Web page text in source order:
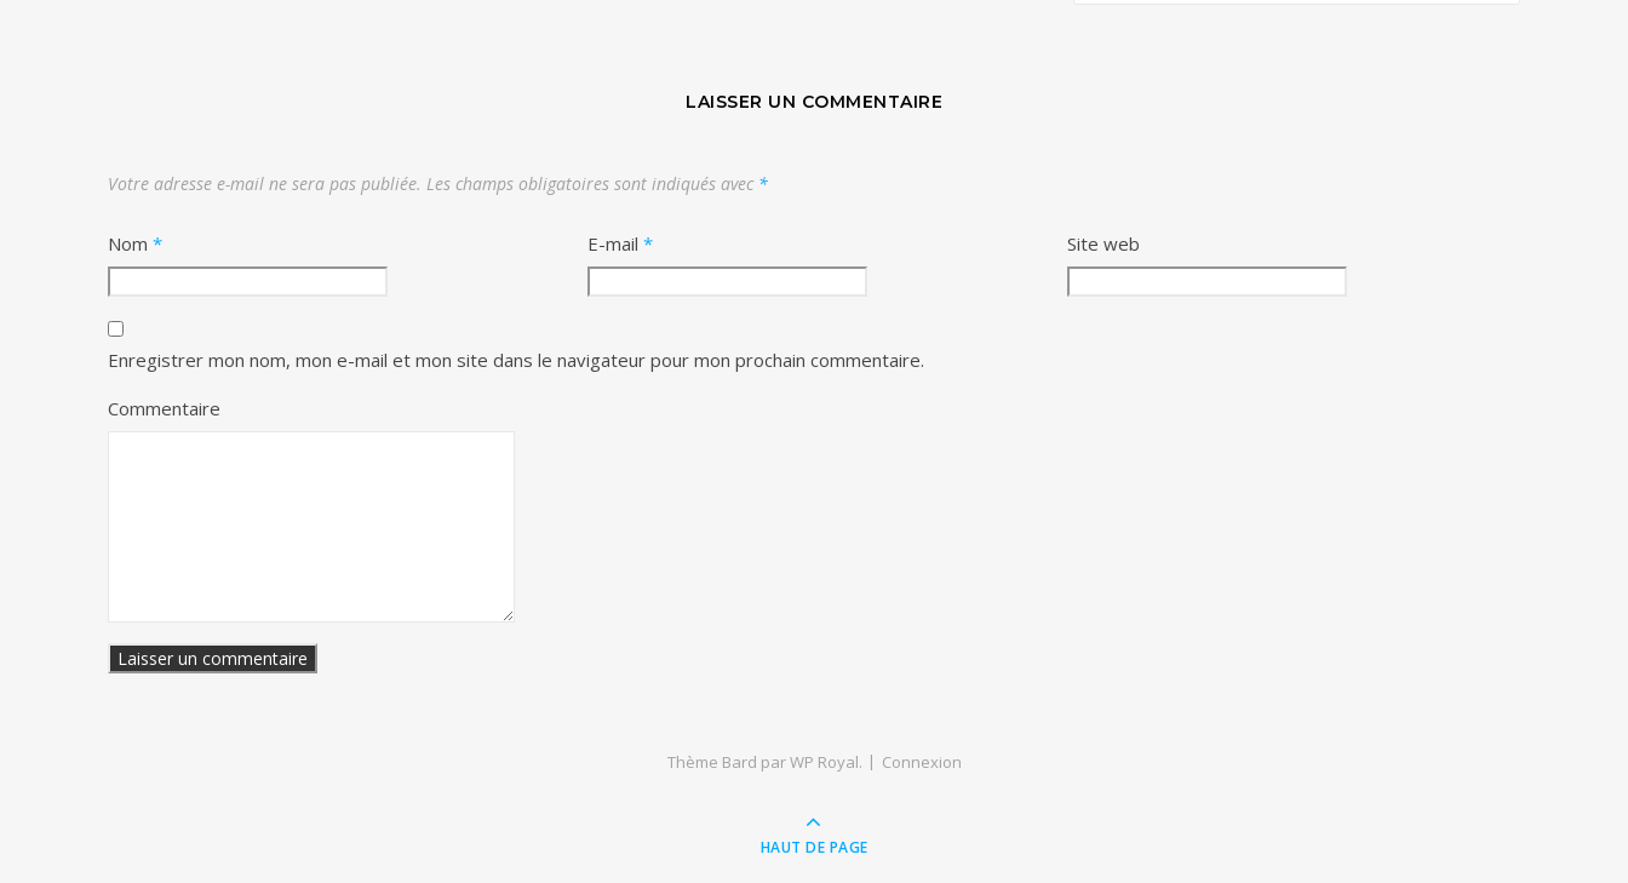
LAISSER UN COMMENTAIRE
Votre adresse e-mail ne sera pas publiée. Les champs obligatoires sont indiqués avec *
Nom * E-mail * Site web
Enregistrer mon nom, mon e-mail et mon site dans le navigateur pour mon prochain commentaire.
Commentaire
Thème Bard parWP Royal. Connexion
HAUT DE PAGE